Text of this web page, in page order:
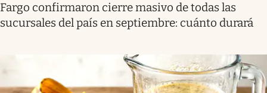
Fargo confirmaron cierre masivo de todas las
sucursales del país en septiembre: cuánto durará